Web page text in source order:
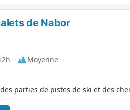
de Nabor
2h
Moyenne
parties de pistes de ski et des